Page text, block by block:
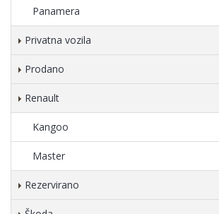
Panamera
Privatna vozila
Prodano
Renault
Kangoo
Master
Rezervirano